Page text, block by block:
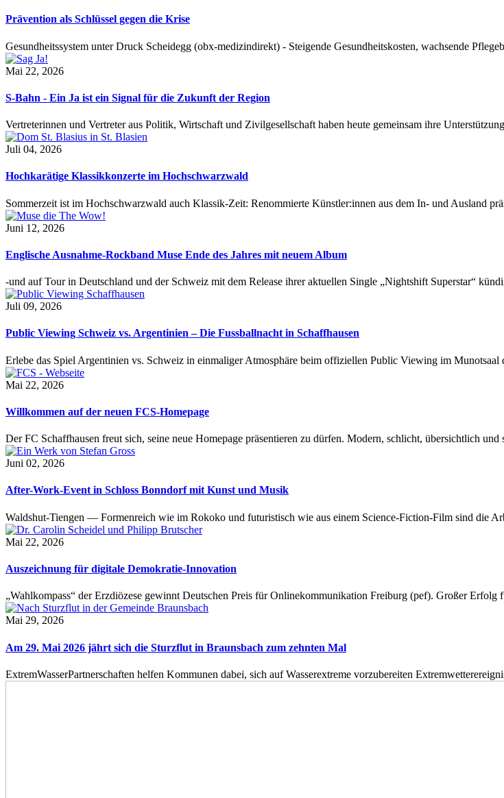
Prävention als Schlüssel gegen die Krise
Gesundheitssystem unter Druck Scheidegg (obx-medizindirekt) - Steigende Gesundheitskosten, wachsende
Mai 22, 2026
S-Bahn - Ein Ja ist ein Signal für die Zukunft der Region
Vertreterinnen und Vertreter aus Politik, Wirtschaft und Zivilgesellschaft haben heute gemeinsam ihre
Juli 04, 2026
Hochkarätige Klassikkonzerte im Hochschwarzwald
Sommerzeit ist im Hochschwarzwald auch Klassik-Zeit: Renommierte Künstler:innen aus dem In- und Ausland
Juni 12, 2026
Englische Ausnahme-Rockband Muse Ende des Jahres mit neuem Album
-und auf Tour in Deutschland und der Schweiz mit dem Release ihrer aktuellen Single „Nightshift Superstar“
Juli 09, 2026
Public Viewing Schweiz vs. Argentinien – Die Fussballnacht in Schaffhausen
Erlebe das Spiel Argentinien vs. Schweiz in einmaliger Atmosphäre beim offiziellen Public Viewing im
Mai 22, 2026
Willkommen auf der neuen FCS-Homepage
Der FC Schaffhausen freut sich, seine neue Homepage präsentieren zu dürfen. Modern, schlicht, übersichtlich
Juni 02, 2026
After-Work-Event in Schloss Bonndorf mit Kunst und Musik
Waldshut-Tiengen — Formenreich wie im Rokoko und futuristisch wie aus einem Science-Fiction-Film sind die
Mai 22, 2026
Auszeichnung für digitale Demokratie-Innovation
„Wahlkompass“ der Erzdiözese gewinnt Deutschen Preis für Onlinekommunikation Freiburg (pef). Großer
Mai 29, 2026
Am 29. Mai 2026 jährt sich die Sturzflut in Braunsbach zum zehnten Mal
ExtremWasserPartnerschaften helfen Kommunen dabei, sich auf Wasserextreme vorzubereiten